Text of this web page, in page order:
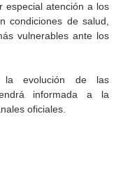
especial atención a los
condiciones de salud,
vulnerables ante los
la evolución de las
informada a la
oficiales.